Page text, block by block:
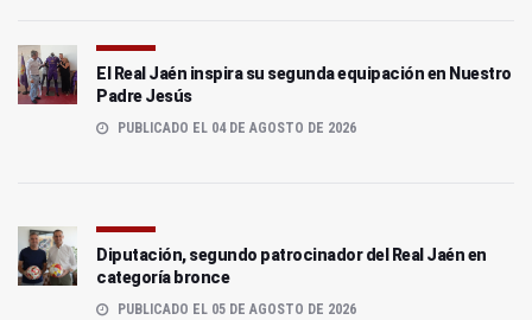
El Real Jaén inspira su segunda equipación en Nuestro
Padre Jesús
PUBLICADO EL 04 DE AGOSTO DE 2026
Diputación, segundo patrocinador del Real Jaén en
categoría bronce
PUBLICADO EL 05 DE AGOSTO DE 2026